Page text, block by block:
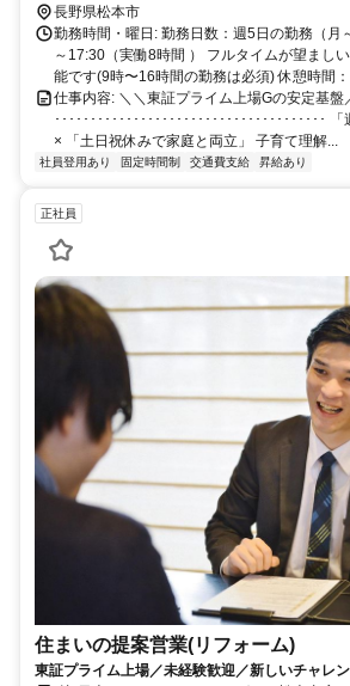
長野県松本市
勤務時間・曜日: 勤務日数：週5日の勤務（月
～17:30（実働8時間 ） フルタイムが望まし
能です(9時〜16時間の勤務は必須) 休憩時間
仕事内容: ＼＼東証プライム上場Gの安定基盤
･･････････････････････････････････････
× 「土日祝休みで家庭と両立」 子育て理解...
社員登用あり 固定時間制 交通費支給 昇給あり
正社員
住まいの提案営業(リフォーム)
東証プライム上場／未経験歓迎／新しいチャレ